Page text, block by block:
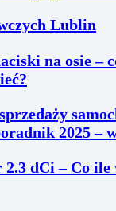
Lublin
na osie –
2025 –
dCi – Co ile